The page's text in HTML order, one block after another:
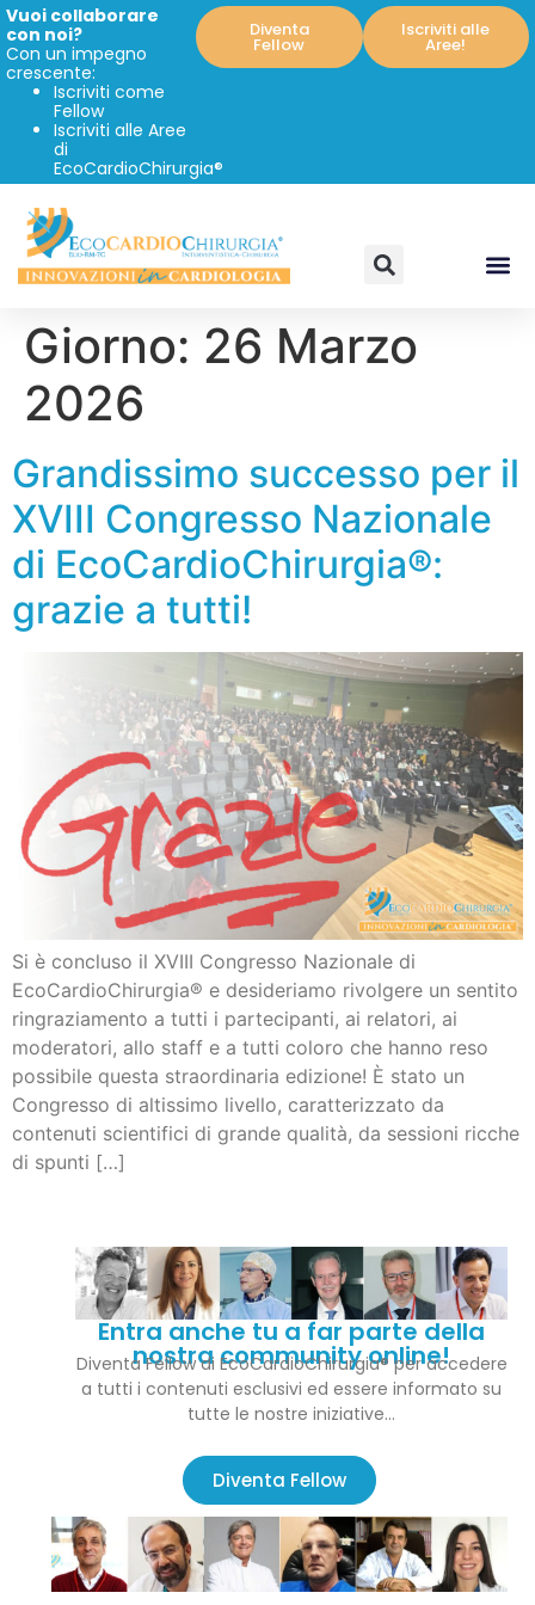
Vuoi collaborare
con noi?
Con un impegno
crescente:
Iscriviti come
Fellow
Iscriviti alle Aree
di
EcoCardioChirurgia®
Diventa
Fellow
Iscriviti alle
Aree!
Giorno: 26 Marzo
2026
Grandissimo successo per il
XVIII Congresso Nazionale
di EcoCardioChirurgia®:
grazie a tutti!
Si è concluso il XVIII Congresso Nazionale di
EcoCardioChirurgia® e desideriamo rivolgere un sentito
ringraziamento a tutti i partecipanti, ai relatori, ai
moderatori, allo staff e a tutti coloro che hanno reso
possibile questa straordinaria edizione! È stato un
Congresso di altissimo livello, caratterizzato da
contenuti scientifici di grande qualità, da sessioni ricche
di spunti […]
Entra anche tu a far parte della
nostra community online!
Diventa Fellow di EcoCardioChirurgia® per accedere
a tutti i contenuti esclusivi ed essere informato su
tutte le nostre iniziative…
Diventa Fellow